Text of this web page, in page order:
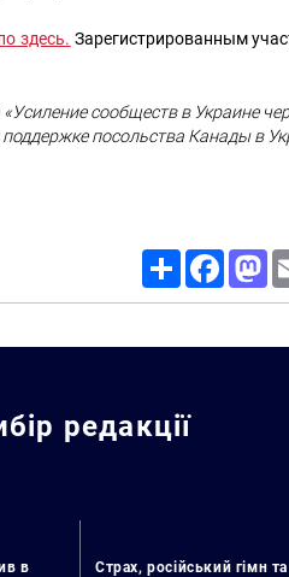
здесь. Зарегистрированным
сообществ в Украине
посольства Канады в
Share
редакції
в
Страх, російський гімн